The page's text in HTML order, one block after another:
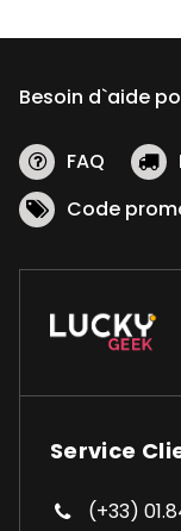
Besoin d`aide
FAQ
Code
Service
(+33)